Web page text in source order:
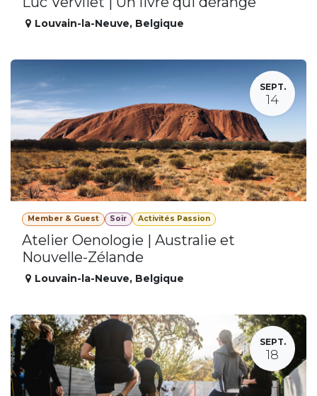
Louvain-la-Neuve, Belgique
SEPT.
14
Member & Guest Soir Activités Passion
Atelier Oenologie | Australie et
Nouvelle-Zélande
Louvain-la-Neuve, Belgique
SEPT.
18